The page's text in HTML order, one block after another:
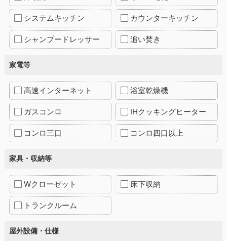
システムキッチン カウンターキッチン
シャンプードレッサー 追い焚き
家電等
高速インターネット 浴室乾燥機
ガスコンロ IHクッキングヒーター
コンロ三口 コンロ四口以上
家具・収納等
Wクローゼット 床下収納
トランクルーム
屋外設備・仕様